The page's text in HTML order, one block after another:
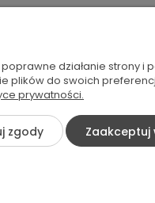
shop@dogsplate.com
działanie strony
plików do swoich
prywatności.
zgody Zaakceptuj